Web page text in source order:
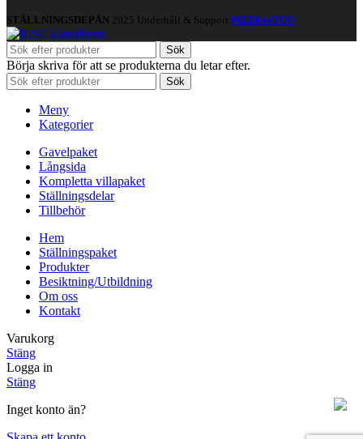
STÄLLNINGSDEPÅN 2025 Underhåll & Support MEDIA4YOU
Sök
Börja skriva för att se produkterna du letar efter.
Sök
Meny
Kategorier
Gavelpaket
Långsida
Kompletta villapaket
Ställningsdelar
Tillbehör
Hem
Ställningspaket
Produkter
Besiktning/Utbildning
Om oss
Kontakt
Varukorg
Stäng
Logga in
Stäng
Inget konto än?